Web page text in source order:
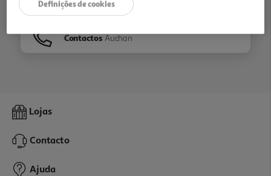
Contactos Auchan
Lojas
Contacto
Ajuda
Definições de cookies